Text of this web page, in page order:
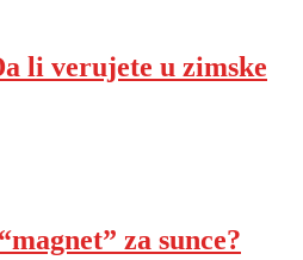
li verujete u zimske
za sunce?